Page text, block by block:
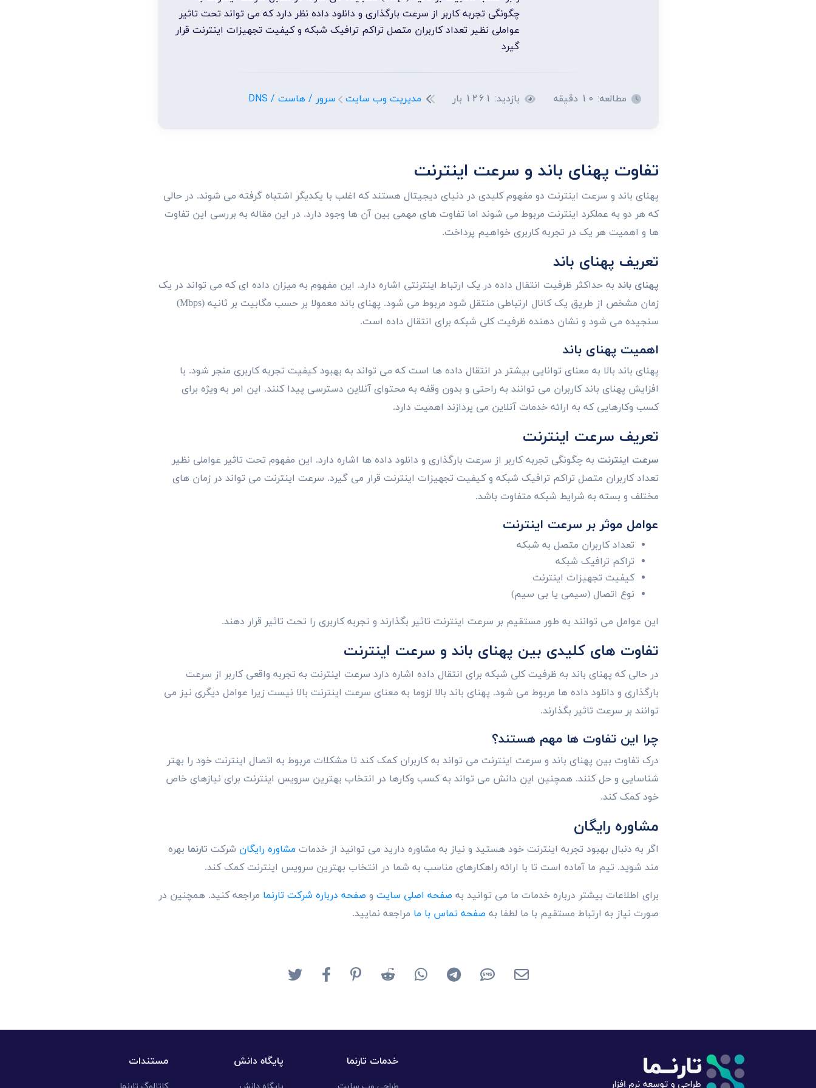
طراحی پرتال و زیرپرتال های سازمانی
طراحی وب سایت اختصاصی
طراحی حرفه ای انواع وب سایت
طراحی اپلیکیشن مولتی پلتفرم
طراحی یکپارچه در اندروید و IOS
چگونگی تجربه کاربر از سرعت بارگذاری و دانلود داده نظر دارد که می تواند تحت تاثیر
عواملی نظیر تعداد کاربران متصل تراکم ترافیک شبکه و کیفیت تجهیزات اینترنت قرار
گیرد
مطالعه: 10 دقیقه بازدید: 1261 بار مدیریت وب سایت سرور / هاست / DNS
تفاوت پهنای باند و سرعت اینترنت
پهنای باند و سرعت اینترنت دو مفهوم کلیدی در دنیای دیجیتال هستند که اغلب با یکدیگر اشتباه گرفته می شوند. در حالی
که هر دو به عملکرد اینترنت مربوط می شوند اما تفاوت های مهمی بین آن ها وجود دارد. در این مقاله به بررسی این تفاوت
ها و اهمیت هر یک در تجربه کاربری خواهیم پرداخت.
تعریف پهنای باند
پهنای باند به حداکثر ظرفیت انتقال داده در یک ارتباط اینترنتی اشاره دارد. این مفهوم به میزان داده ای که می تواند در یک
زمان مشخص از طریق یک کانال ارتباطی منتقل شود مربوط می شود. پهنای باند معمولا بر حسب مگابیت بر ثانیه (Mbps)
سنجیده می شود و نشان دهنده ظرفیت کلی شبکه برای انتقال داده است.
اهمیت پهنای باند
پهنای باند بالا به معنای توانایی بیشتر در انتقال داده ها است که می تواند به بهبود کیفیت تجربه کاربری منجر شود. با
افزایش پهنای باند کاربران می توانند به راحتی و بدون وقفه به محتوای آنلاین دسترسی پیدا کنند. این امر به ویژه برای
کسب وکارهایی که به ارائه خدمات آنلاین می پردازند اهمیت دارد.
تعریف سرعت اینترنت
سرعت اینترنت به چگونگی تجربه کاربر از سرعت بارگذاری و دانلود داده ها اشاره دارد. این مفهوم تحت تاثیر عواملی نظیر
تعداد کاربران متصل تراکم ترافیک شبکه و کیفیت تجهیزات اینترنت قرار می گیرد. سرعت اینترنت می تواند در زمان های
مختلف و بسته به شرایط شبکه متفاوت باشد.
عوامل موثر بر سرعت اینترنت
تعداد کاربران متصل به شبکه
تراکم ترافیک شبکه
کیفیت تجهیزات اینترنت
نوع اتصال (سیمی یا بی سیم)
این عوامل می توانند به طور مستقیم بر سرعت اینترنت تاثیر بگذارند و تجربه کاربری را تحت تاثیر قرار دهند.
تفاوت های کلیدی بین پهنای باند و سرعت اینترنت
در حالی که پهنای باند به ظرفیت کلی شبکه برای انتقال داده اشاره دارد سرعت اینترنت به تجربه واقعی کاربر از سرعت
بارگذاری و دانلود داده ها مربوط می شود. پهنای باند بالا لزوما به معنای سرعت اینترنت بالا نیست زیرا عوامل دیگری نیز می
توانند بر سرعت تاثیر بگذارند.
چرا این تفاوت ها مهم هستند؟
درک تفاوت بین پهنای باند و سرعت اینترنت می تواند به کاربران کمک کند تا مشکلات مربوط به اتصال اینترنت خود را بهتر
شناسایی و حل کنند. همچنین این دانش می تواند به کسب وکارها در انتخاب بهترین سرویس اینترنت برای نیازهای خاص
خود کمک کند.
مشاوره رایگان
اگر به دنبال بهبود تجربه اینترنت خود هستید و نیاز به مشاوره دارید می توانید از خدمات مشاوره رایگان شرکت تارنما بهره
مند شوید. تیم ما آماده است تا با ارائه راهکارهای مناسب به شما در انتخاب بهترین سرویس اینترنت کمک کند.
برای اطلاعات بیشتر درباره خدمات ما می توانید به صفحه اصلی سایت و صفحه درباره شرکت تارنما مراجعه کنید. همچنین در
صورت نیاز به ارتباط مستقیم با ما لطفا به صفحه تماس با ما مراجعه نمایید.
خدمات تارنما پایگاه دانش مستندات